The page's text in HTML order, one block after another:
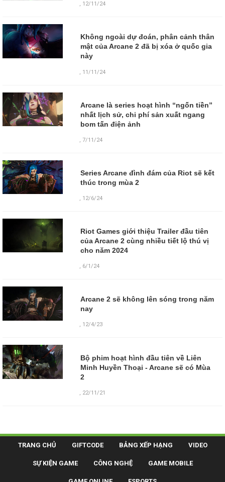
, 12/11/24
Không ngoài dự đoán, phân cảnh thân
mật của Arcane 2 đã bị xóa ở quốc gia
này
11/11/24
Arcane là series hoạt hình “ngốn tiền”
nhất lịch sử, chi phí sản xuất ngang
bom tấn điện ảnh
,7/11/24
Series Arcane đình đám của Riot sẽ kết
thúc trong mùa 2
, 12/6/24
Riot Games giới thiệu Trailer đầu tiên
của Arcane 2 cùng nhiều tiết lộ thú vị
cho năm 2024
, 6/1/24
Arcane 2 sẽ không lên sóng trong năm
nay
, 12/4/23
Bộ phim hoạt hình đầu tiên về Liên
Minh Huyền Thoại - Arcane sẽ có Mùa
2
, 22/11/21
TRANG CHỦ GIFTCODE BẢNG XẾP HẠNG VIDEO
SỰ KIỆN GAME CÔNG NGHỆ GAME MOBILE